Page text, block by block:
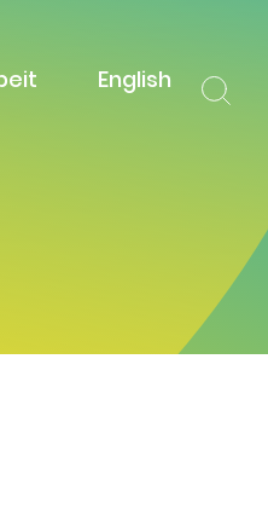
English